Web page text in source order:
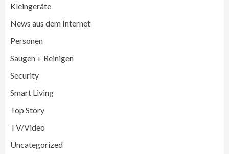
Kleingeräte
News aus dem Internet
Personen
Saugen + Reinigen
Security
Smart Living
Top Story
TV/Video
Uncategorized
3
steigern Frequenz und Umsatz im
5